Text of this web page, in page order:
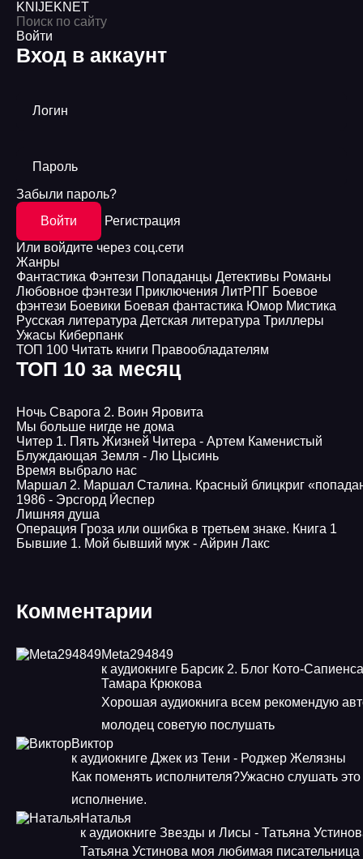
KNIJEKNET
Войти
Вход в аккаунт
Логин
Пароль
Забыли пароль?
Войти
Регистрация
Или войдите через соц.сети
Жанры
Фантастика Фэнтези Попаданцы Детективы Романы
Любовное фэнтези Приключения ЛитРПГ Боевое
фэнтези Боевики Боевая фантастика Юмор Мистика
Русская литература Детская литература Триллеры
Ужасы Киберпанк
ТОП 100 Читать книги Правообладателям
ТОП 10 за месяц
Ночь Сварога 2. Воин Яровита
Мы больше нигде не дома
Читер 1. Пять Жизней Читера - Артем Каменистый
Блуждающая Земля - Лю Цысинь
Время выбрало нас
Маршал 2. Маршал Сталина. Красный блицкриг
1986 - Эрсгорд Йеспер
Лишняя душа
Операция Гроза или ошибка в третьем знаке. Книга 1
Бывшие 1. Мой бывший муж - Айрин Лакс
Комментарии
Meta294849
к аудиокниге Барсик 2. Блог Кото-
Тамара Крюкова
Хорошая аудиокнига всем рекомендую
молодец советую послушать
Виктор
к аудиокниге Джек из Тени - Роджер Желязны
Как поменять исполнителя?Ужасно слушать это
исполнение.
Наталья
к аудиокниге Звезды и Лисы - Татьяна
Татьяна Устинова моя любимая писательница